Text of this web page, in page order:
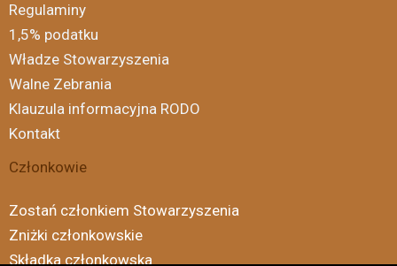
Regulaminy
1,5% podatku
Władze Stowarzyszenia
Walne Zebrania
Klauzula informacyjna RODO
Kontakt
Członkowie
Zostań członkiem Stowarzyszenia
Zniżki członkowskie
Składka członkowska